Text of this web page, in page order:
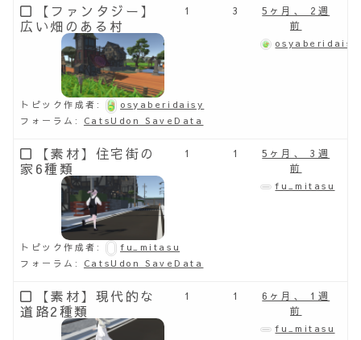
【ファンタジー】
広い畑のある村
トピック作成者:
osyaberidaisy
フォーラム: CatsUdon SaveData
1 3
5ヶ月、 2週
前
osyaberidaisy
【素材】住宅街の
家6種類
トピック作成者:
fu_mitasu
フォーラム: CatsUdon SaveData
1 1
5ヶ月、 3週
前
fu_mitasu
【素材】現代的な
道路2種類
1 1
6ヶ月、 1週
前
fu_mitasu